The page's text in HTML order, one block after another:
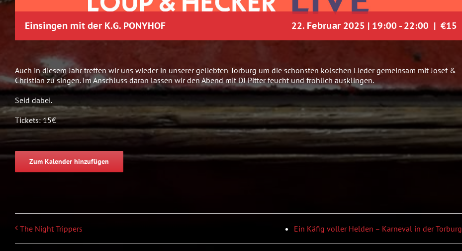
Einsingen mit der K.G. PONYHOF 22. Februar 2025 | 19:00 - 22:00 | €15
Auch in diesem Jahr treffen wir uns wieder in unserer geliebten Torburg um die schönsten kölschen Lieder gemeinsam mit Josef &
Christian zu singen. Im Anschluss daran lassen wir den Abend mit DJ Pitter feucht und fröhlich ausklingen.
Seid dabei.
Tickets: 15€
Zum Kalender hinzufügen
The Night Trippers Ein Käfig voller Helden – Karneval in der Torburg